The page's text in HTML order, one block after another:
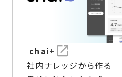
chai+
社内ナレッジから作る